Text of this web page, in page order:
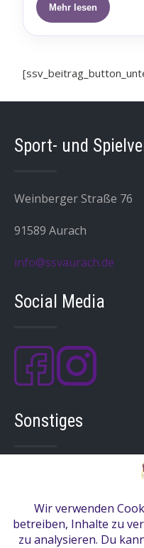
Mehr lesen
Sport- und
Weinberger Straße 76
91589 Aurach
info@ssvaurach.de
Social Media
Sonstiges
Anfahrt
Kontakt